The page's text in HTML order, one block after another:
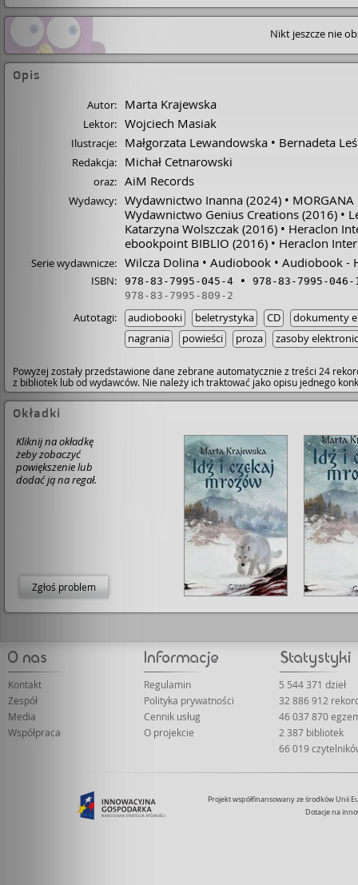
Nikt jeszcze nie
Opis
Autor: Marta Krajewska
Lektor: Wojciech Masiak
Ilustracje: Małgorzata Lewandowska Bernadeta
Redakcja: Michał Cetnarowski
oraz: AiM Records
Wydawcy: Wydawnictwo Inanna (2024)
Wydawnictwo Genius Creations (2016)
Katarzyna Wolszczak (2016)
Heraclon
ebookpoint BIBLIO (2016) Heraclon
Serie wydawnicze: Wilcza Dolina Audiobook Audiobook -
ISBN: 978-83-7995-045-4
978-83-7995-046-
978-83-7995-809-2
Autotagi: audiobooki beletrystyka CD
dokumenty
nagrania
powieści proza zasoby
Powyżej zostały przedstawione dane zebrane automatycznie z treści 24
z bibliotek lub od wydawców. Nie należy ich traktować jako opisu jednego
Okładki
Kliknij na okładkę
żeby zobaczyć
powiększenie lub
dodać ją na regał.
Zgłoś problem
Kontakt
Zespół
Media
Współpraca
Regulamin
Polityka prywatności
Cennik usług
O projekcie
5 544 371 dzieł
32 886 912
46 037 870
2 387 bibliotek
66 019
Projekt współfinansowany ze środków Unii
Dotacje na